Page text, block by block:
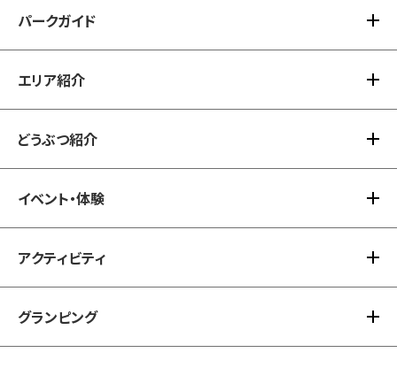
パークガイド
パークガイド TOP
エリア紹介
エリア紹介 TOP
どうぶつ紹介
どうぶつ紹介 TOP
カテゴリーなし
イベント・体験
イベント・体験 TOP
アクティビティ
アクティビティ TOP
グランピング